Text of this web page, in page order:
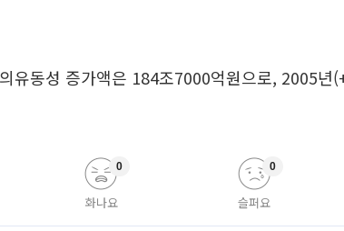
유동성 증가액은 184조7000억원으로, 2005년
화나요
0
슬퍼요
0